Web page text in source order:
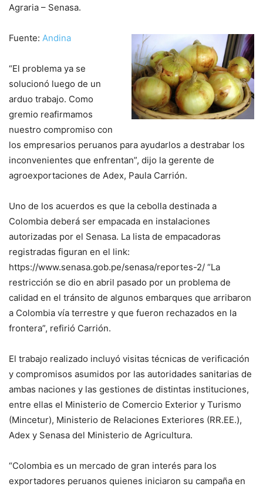
Agraria – Senasa.
Fuente: Andina
“El problema ya se
solucionó luego de un
arduo trabajo. Como
gremio reafirmamos
nuestro compromiso con
los empresarios peruanos para ayudarlos a destrabar los
inconvenientes que enfrentan”, dijo la gerente de
agroexportaciones de Adex, Paula Carrión.
Uno de los acuerdos es que la cebolla destinada a
Colombia deberá ser empacada en instalaciones
autorizadas por el Senasa. La lista de empacadoras
registradas figuran en el link:
https://www.senasa.gob.pe/senasa/reportes-2/ “La
restricción se dio en abril pasado por un problema de
calidad en el tránsito de algunos embarques que arribaron
a Colombia vía terrestre y que fueron rechazados en la
frontera”, refirió Carrión.
El trabajo realizado incluyó visitas técnicas de verificación
y compromisos asumidos por las autoridades sanitarias de
ambas naciones y las gestiones de distintas instituciones,
entre ellas el Ministerio de Comercio Exterior y Turismo
(Mincetur), Ministerio de Relaciones Exteriores (RR.EE.),
Adex y Senasa del Ministerio de Agricultura.
“Colombia es un mercado de gran interés para los
exportadores peruanos quienes iniciaron su campaña en